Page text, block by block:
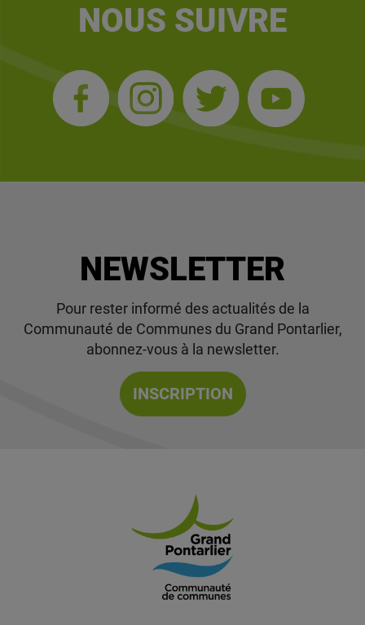
NOUS SUIVRE
NEWSLETTER
Pour rester informé des actualités de la
Communauté de Communes du Grand Pontarlier,
abonnez-vous à la newsletter.
INSCRIPTION